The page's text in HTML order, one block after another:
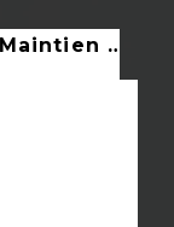
Kit Nettoyage pour Visière Maintien de l'Ordre